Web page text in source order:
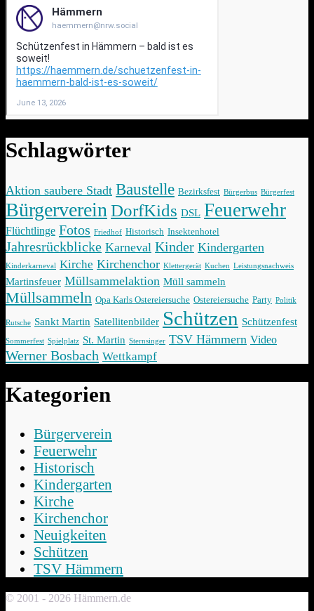
Schlagwörter
Aktion saubere Stadt Baustelle Bezirksfest Bürgerbus Bürgerfest
BürgervereinDorfKids DSL Feuerwehr
Flüchtlinge Fotos Friedhof Historisch Insektenhotel
Jahresrückblicke Karneval Kinder Kindergarten
Kinderkarneval Kirche Kirchenchor Klettergerät Kuchen Leistungsnachweis
Martinsfeuer Müllsammelaktion Müll sammeln
Müllsammeln Opa Karls Ostereiersuche Ostereiersuche Party Politik
Rutsche Sankt Martin Satellitenbilder Schützen Schützenfest
Sommerfest Spielplatz St. Martin Sternsinger TSV Hämmern Video
Werner Bosbach Wettkampf
Kategorien
Bürgerverein
Feuerwehr
Historisch
Kindergarten
Kirche
Kirchenchor
Neuigkeiten
Schützen
TSV Hämmern
© 2001 - 2026 Hämmern.de